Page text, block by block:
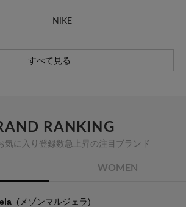
NIKE
すべて見る
RANKING
気に入り登録数急上昇の注目ブランド
WOMEN
(メゾンマルジェラ)